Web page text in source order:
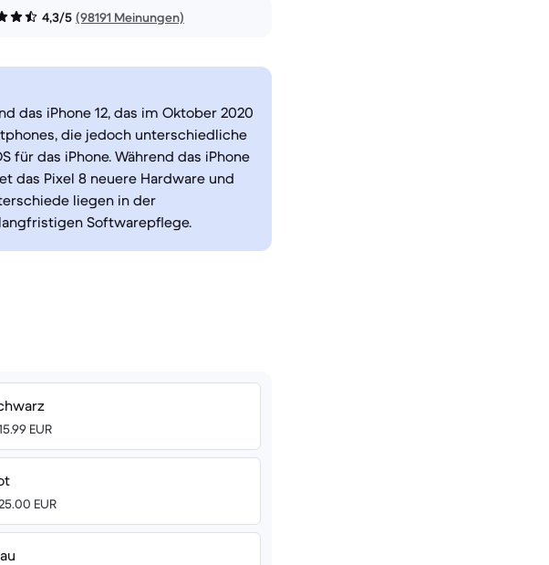
4,3/5 (98191 Meinungen)
das iPhone 12, das im Oktober 2020
die jedoch unterschiedliche
für das iPhone. Während das iPhone
das Pixel 8 neuere Hardware und
liegen in der
Softwarepflege.
EUR
EUR